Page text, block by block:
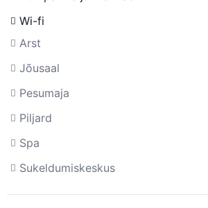
Wi-fi
Arst
Jõusaal
Pesumaja
Piljard
Spa
Sukeldumiskeskus